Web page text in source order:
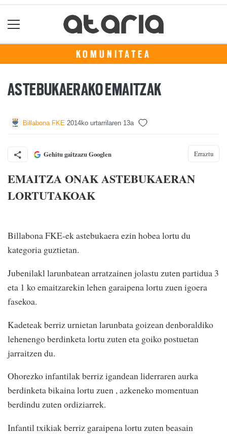
KOMUNITATEA
ASTEBUKAERAKO EMAITZAK
Billabona FKE 2014ko urtarrilaren 13a
Gehitu gaitzazu Googlen Erraztu
EMAITZA ONAK ASTEBUKAERAN
LORTUTAKOAK
Billabona FKE-ek astebukaera ezin hobea lortu du
kategoria guztietan.
Jubenilakl larunbatean arratzainen jolastu zuten partidua 3
eta 1 ko emaitzarekin lehen garaipena lortu zuen igoera
fasekoa.
Kadeteak berriz urnietan larunbata goizean denboraldiko
lehenengo berdinketa lortu zuten eta goiko postuetan
jarraitzen du.
Ohorezko infantilak berriz igandean liderraren aurka
berdinketa bikaina lortu zuen , azkeneko momentuan
berdindu zuten ordiziarrek.
Infantil txikiak berriz garaipena lortu zuten beasain